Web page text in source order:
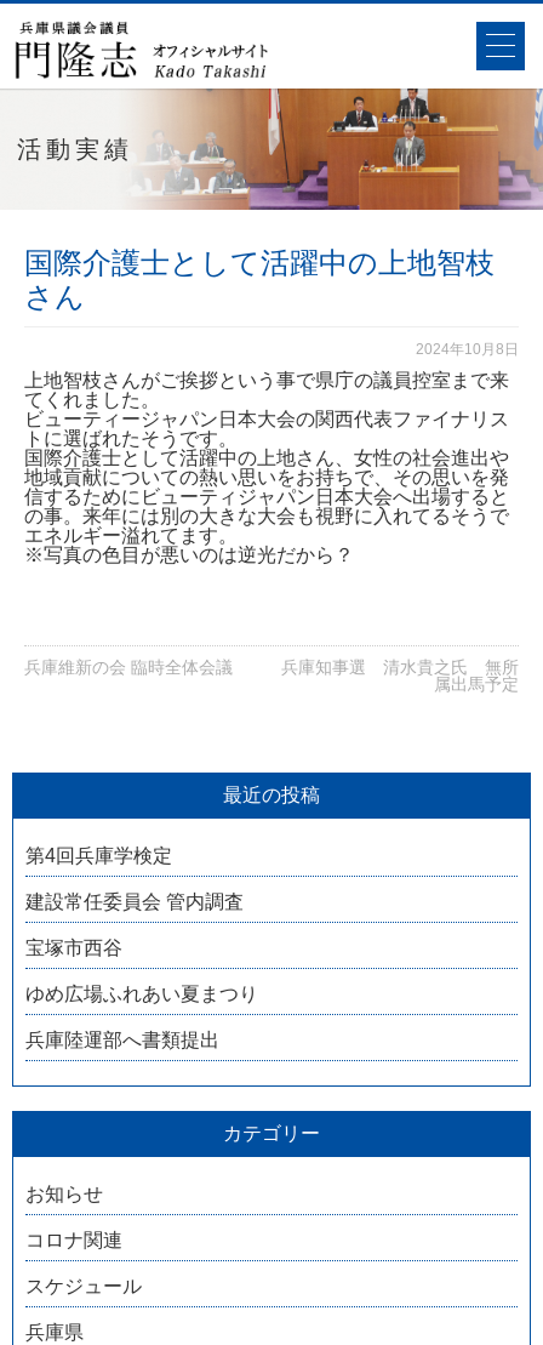
活動実績
国際介護士として活躍中の上地智枝
さん
2024年10月8日
上地智枝さんがご挨拶という事で県庁の議員控室まで来
てくれました。
ビューティージャパン日本大会の関西代表ファイナリス
トに選ばれたそうです。
国際介護士として活躍中の上地さん、女性の社会進出や
地域貢献についての熱い思いをお持ちで、その思いを発
信するためにビューティジャパン日本大会へ出場すると
の事。来年には別の大きな大会も視野に入れてるそうで
エネルギー溢れてます。
※写真の色目が悪いのは逆光だから？
兵庫維新の会 臨時全体会議
兵庫知事選 清水貴之氏 無所
属出馬予定
最近の投稿
第4回兵庫学検定
建設常任委員会 管内調査
宝塚市西谷
ゆめ広場ふれあい夏まつり
兵庫陸運部へ書類提出
カテゴリー
お知らせ
コロナ関連
スケジュール
兵庫県